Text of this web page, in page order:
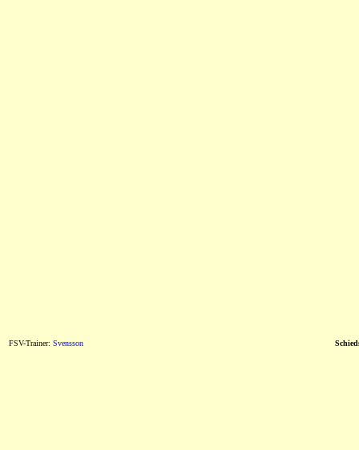
FSV-Trainer: Svensson